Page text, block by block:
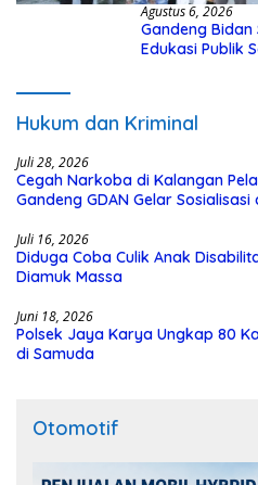
Agustus 6, 2026
Gandeng Bidan
Edukasi Publik
Hukum dan Kriminal
Juli 28, 2026
Cegah Narkoba di Kalangan
Gandeng GDAN Gelar Sosialisasi
Juli 16, 2026
Diduga Coba Culik Anak
Diamuk Massa
Juni 18, 2026
Polsek Jaya Karya Ungkap 80
di Samuda
Otomotif